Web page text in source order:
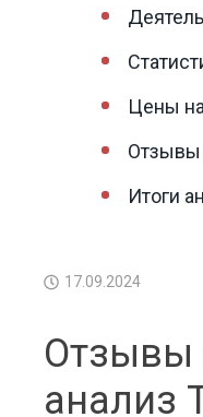
Цены
Отзывы
Итоги
17.09.2024
Отзывы
анализ